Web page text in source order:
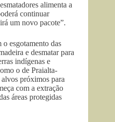
alimenta a
continuar
um novo pacote”.
esgotamento das
e desmatar para
indígenas e
o de Praialta-
próximos para
com a extração
áreas protegidas